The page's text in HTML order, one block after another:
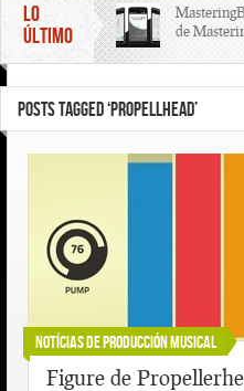
LO
ÚLTIMO
de
line gratis!
POSTS TAGGED ‘PROPELLHEAD’
Notícias de Producción Musical
Figure de